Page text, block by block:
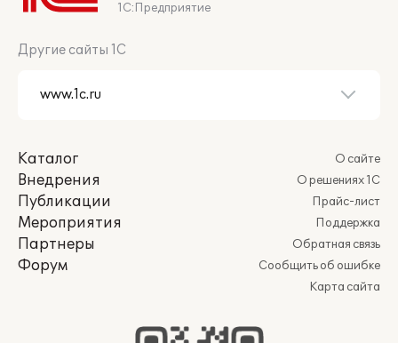
1С:Предприятие
Другие сайты 1С
Каталог
Внедрения
Публикации
Мероприятия
Партнеры
Форум
О сайте
О решениях 1С
Прайс-лист
Поддержка
Обратная связь
Сообщить об ошибке
Карта сайта